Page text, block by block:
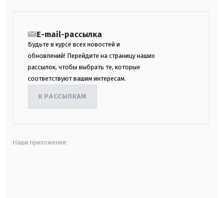
E-mail-рассылка
Будьте в курсе всех новостей и
обновлений! Перейдите на страницу наших
рассылок, чтобы выбрать те, которые
соответствуют вашим интересам.
К РАССЫЛКАМ
Наши приложения: